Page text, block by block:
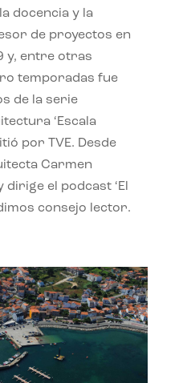
docencia y la
de proyectos en
y, entre otras
temporadas fue
de la serie
‘Escala
por TVE. Desde
Carmen
el podcast ‘El
consejo lector.